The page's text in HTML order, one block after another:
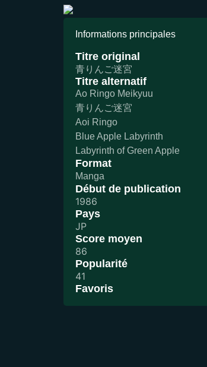
Informations principales
Titre original
青りんご迷宮
Titre alternatif
Ao Ringo Meikyuu
青りんご迷宮
Aoi Ringo
Blue Apple Labyrinth
Labyrinth of Green Apple
Format
Manga
Début de publication
1986
Pays
JP
Score moyen
86
Popularité
41
Favoris